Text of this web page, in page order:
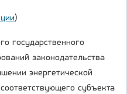
)
государственного
законодательства
энергетической
субъекта